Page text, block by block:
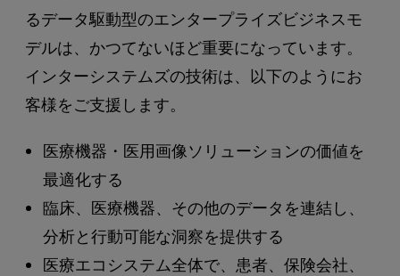
るデータ駆動型のエンタープライズビジネスモ
デルは、かつてないほど重要になっています。
インターシステムズの技術は、以下のようにお
客様をご支援します。
医療機器・医用画像ソリューションの価値を
最適化する
臨床、医療機器、その他のデータを連結し、
分析と行動可能な洞察を提供する
医療エコシステム全体で、患者、保険会社、